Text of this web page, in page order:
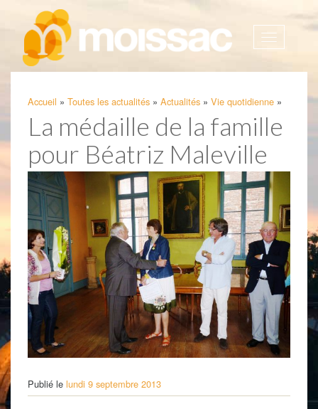
Afficher
Accueil » Toutes les actualités » Actualités » Vie quotidienne »
La médaille de la famille
pour Béatriz Maleville
Publié le lundi 9 septembre 2013